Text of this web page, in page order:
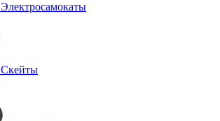
Электросамокаты
Скейты